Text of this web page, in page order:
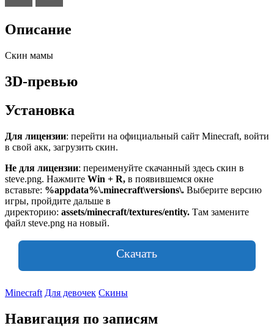
Описание
Скин мамы
3D-превью
Установка
Для лицензии: перейти на официальный сайт Minecraft, войти
в свой акк, загрузить скин.
Не для лицензии: переименуйте скачанный здесь скин в
steve.png. Нажмите Win + R, в появившемся окне
вставьте: %appdata%\.minecraft\versions\. Выберите версию
игры, пройдите дальше в
директорию: assets/minecraft/textures/entity. Там замените
файл steve.png на новый.
Скачать
Minecraft Для девочек Скины
Навигация по записям